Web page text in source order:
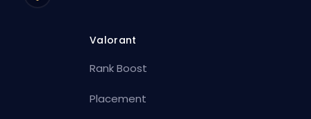
Valorant
Rank Boost
Placement